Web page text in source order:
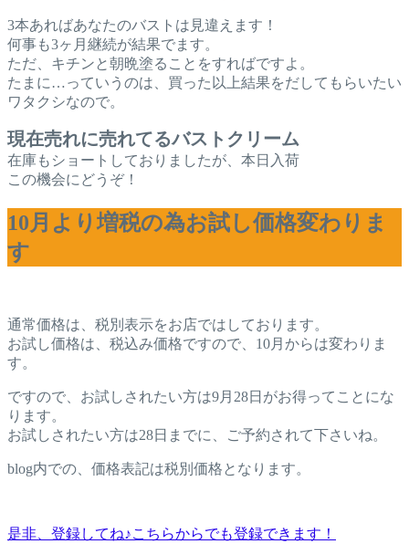
3本あればあなたのバストは見違えます！
何事も3ヶ月継続が結果でます。
ただ、キチンと朝晩塗ることをすればですよ。
たまに…っていうのは、買った以上結果をだしてもらいたい
ワタクシなので。
現在売れに売れてるバストクリーム
在庫もショートしておりましたが、本日入荷
この機会にどうぞ！
10月より増税の為お試し価格変わりま
す
通常価格は、税別表示をお店ではしております。
お試し価格は、税込み価格ですので、10月からは変わりま
す。
ですので、お試しされたい方は9月28日がお得ってことにな
ります。
お試しされたい方は28日までに、ご予約されて下さいね。
blog内での、価格表記は税別価格となります。
是非、登録してね♪こちらからでも登録できます！